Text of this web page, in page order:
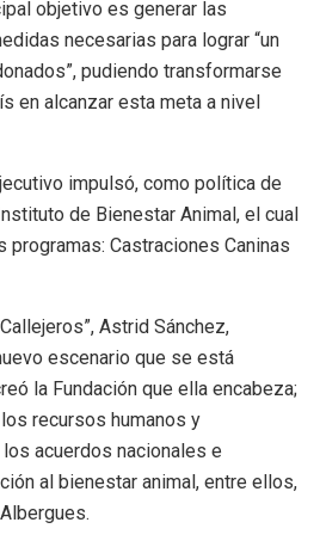
objetivo es generar las
necesarias para lograr “un
pudiendo transformarse
en alcanzar esta meta a nivel
impulsó, como política de
de Bienestar Animal, el cual
programas: Castraciones Caninas
Astrid Sánchez,
escenario que se está
la Fundación que ella encabeza;
recursos humanos y
acuerdos nacionales e
al bienestar animal, entre ellos,